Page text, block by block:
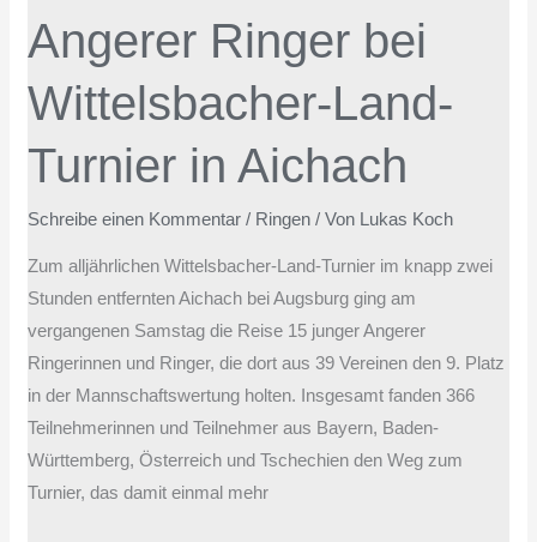
Angerer Ringer bei
Wittelsbacher-Land-
Turnier in Aichach
Schreibe einen Kommentar / Ringen / Von Lukas Koch
Zum alljährlichen Wittelsbacher-Land-Turnier im knapp zwei
Stunden entfernten Aichach bei Augsburg ging am
vergangenen Samstag die Reise 15 junger Angerer
Ringerinnen und Ringer, die dort aus 39 Vereinen den 9. Platz
in der Mannschaftswertung holten. Insgesamt fanden 366
Teilnehmerinnen und Teilnehmer aus Bayern, Baden-
Württemberg, Österreich und Tschechien den Weg zum
Turnier, das damit einmal mehr
Wittelsbacher-
Land-
Turnier
Aichach